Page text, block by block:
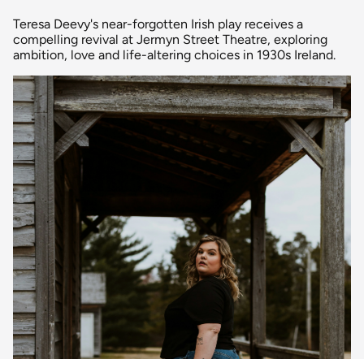
Teresa Deevy's near-forgotten Irish play receives a
compelling revival at Jermyn Street Theatre, exploring
ambition, love and life-altering choices in 1930s Ireland.